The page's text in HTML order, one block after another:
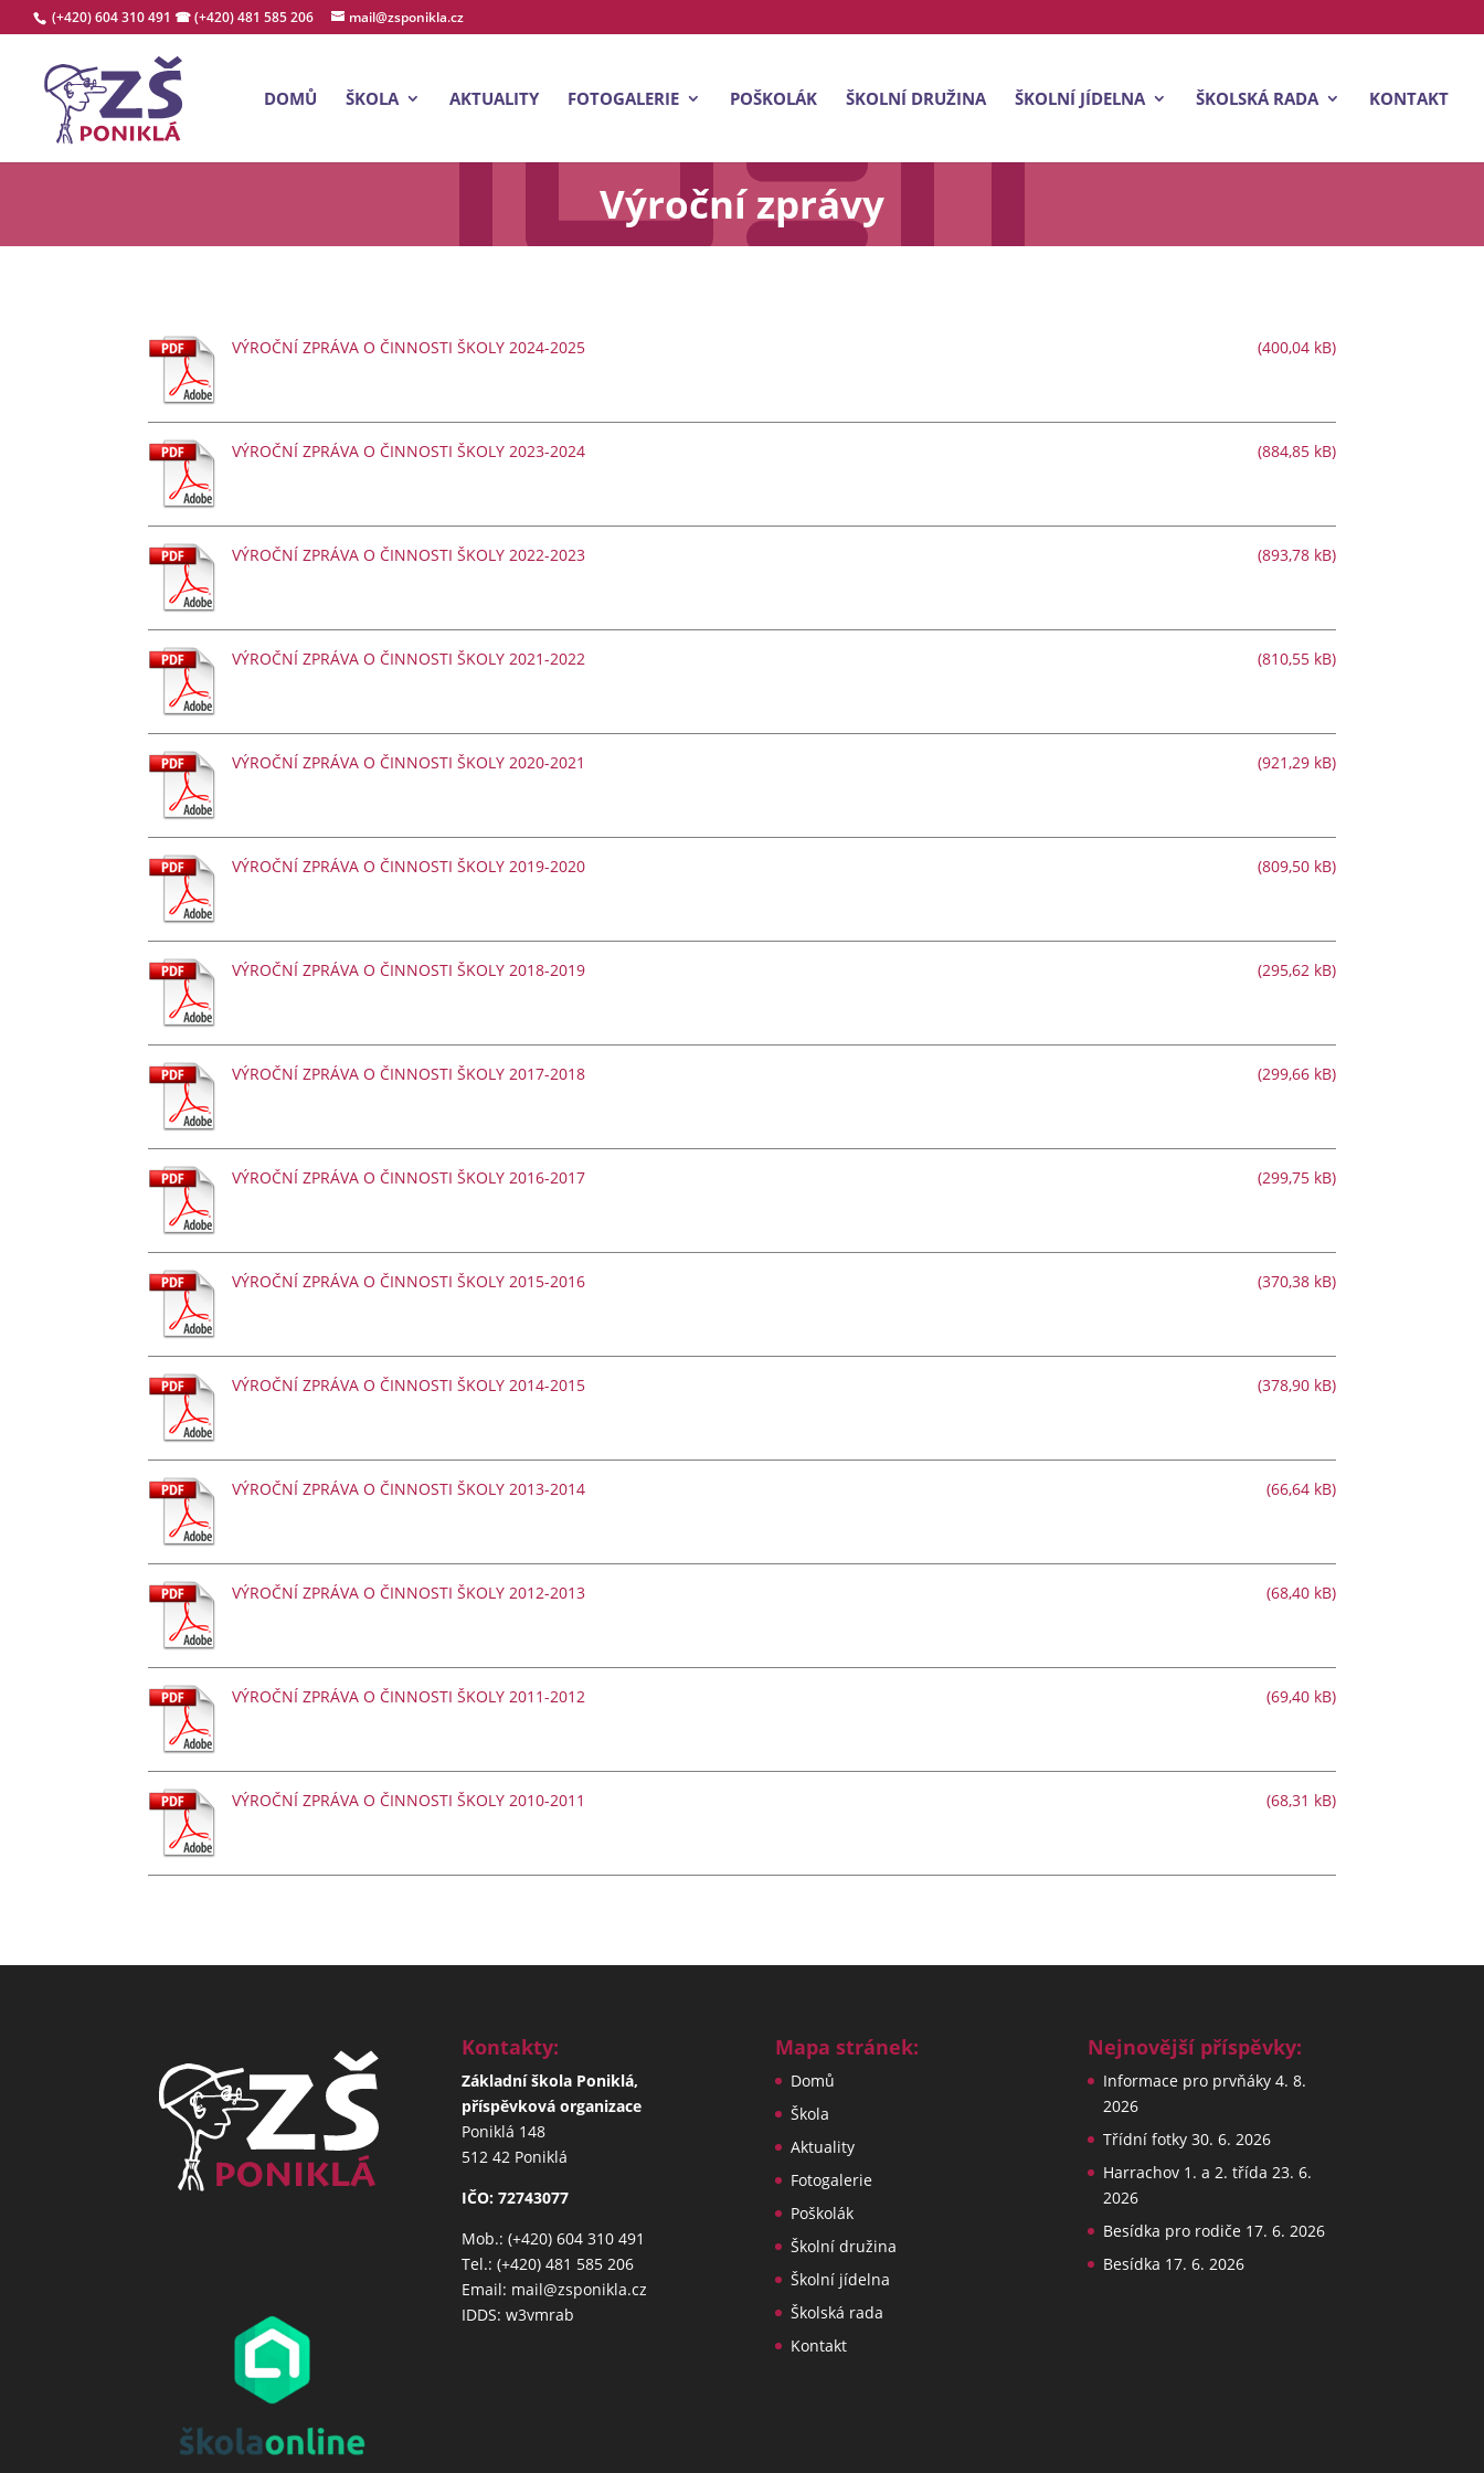
(+420) 604 310 491 ☎ (+420) 481 585 206 mail@zsponikla.cz
DOMŮ ŠKOLA AKTUALITY FOTOGALERIE POŠKOLÁK ŠKOLNÍ DRUŽINA ŠKOLNÍ JÍDELNA ŠKOLSKÁ RADA KONTAKT
Výroční zprávy
VÝROČNÍ ZPRÁVA O ČINNOSTI ŠKOLY 2024-2025
VÝROČNÍ ZPRÁVA O ČINNOSTI ŠKOLY 2023-2024
VÝROČNÍ ZPRÁVA O ČINNOSTI ŠKOLY 2022-2023
VÝROČNÍ ZPRÁVA O ČINNOSTI ŠKOLY 2021-2022
VÝROČNÍ ZPRÁVA O ČINNOSTI ŠKOLY 2020-2021
VÝROČNÍ ZPRÁVA O ČINNOSTI ŠKOLY 2019-2020
VÝROČNÍ ZPRÁVA O ČINNOSTI ŠKOLY 2018-2019
VÝROČNÍ ZPRÁVA O ČINNOSTI ŠKOLY 2017-2018
VÝROČNÍ ZPRÁVA O ČINNOSTI ŠKOLY 2016-2017
VÝROČNÍ ZPRÁVA O ČINNOSTI ŠKOLY 2015-2016
VÝROČNÍ ZPRÁVA O ČINNOSTI ŠKOLY 2014-2015
VÝROČNÍ ZPRÁVA O ČINNOSTI ŠKOLY 2013-2014
VÝROČNÍ ZPRÁVA O ČINNOSTI ŠKOLY 2012-2013
VÝROČNÍ ZPRÁVA O ČINNOSTI ŠKOLY 2011-2012
VÝROČNÍ ZPRÁVA O ČINNOSTI ŠKOLY 2010-2011
Kontakty:
Základní škola Poniklá,
příspěvková organizace
Poniklá 148
512 42 Poniklá
IČO: 72743077
Mob.: (+420) 604 310 491
Tel.: (+420) 481 585 206
Email: mail@zsponikla.cz
IDDS: w3vmrab
Mapa stránek:
Domů
Škola
Aktuality
Fotogalerie
Poškolák
Školní družina
Školní jídelna
Školská rada
Kontakt
Nejnovější příspěvky:
Informace pro prvňáky 4. 8.
2026
Třídní fotky 30. 6. 2026
Harrachov 1. a 2. třída 23. 6.
2026
Besídka pro rodiče 17. 6. 2026
Besídka 17. 6. 2026